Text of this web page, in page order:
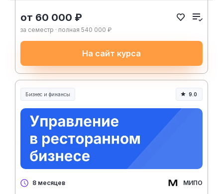
от 60 000 ₽
за семестр · полная 540 000 ₽
На сайт курса
Бизнес и финансы 9.0
8 месяцев МИПО